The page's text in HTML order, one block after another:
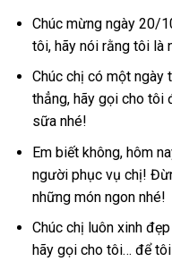
Chúc mừng ngày 20/
tôi, hãy nói rằng tôi là
Chúc chị có một ngày
thẳng, hãy gọi cho tôi
sữa nhé!
Em biết không, hôm
người phục vụ chị!
những món ngon nhé!
Chúc chị luôn xinh
hãy gọi cho tôi… để